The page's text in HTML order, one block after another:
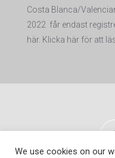
Costa Blanca/
2022 får endast
här. Klicka här för att
We use cookies on our